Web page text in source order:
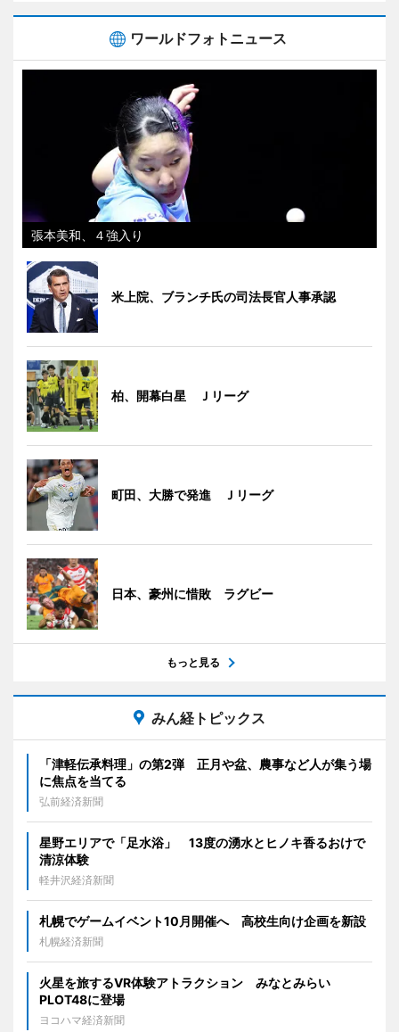
ワールドフォトニュース
張本美和、４強入り
米上院、ブランチ氏の司法長官人事承認
柏、開幕白星 Ｊリーグ
町田、大勝で発進 Ｊリーグ
日本、豪州に惜敗 ラグビー
もっと見る
みん経トピックス
「津軽伝承料理」の第2弾 正月や盆、農事など人が集う場
に焦点を当てる
弘前経済新聞
星野エリアで「足水浴」 13度の湧水とヒノキ香るおけで
清涼体験
軽井沢経済新聞
札幌でゲームイベント10月開催へ 高校生向け企画を新設
札幌経済新聞
火星を旅するVR体験アトラクション みなとみらい
PLOT48に登場
ヨコハマ経済新聞